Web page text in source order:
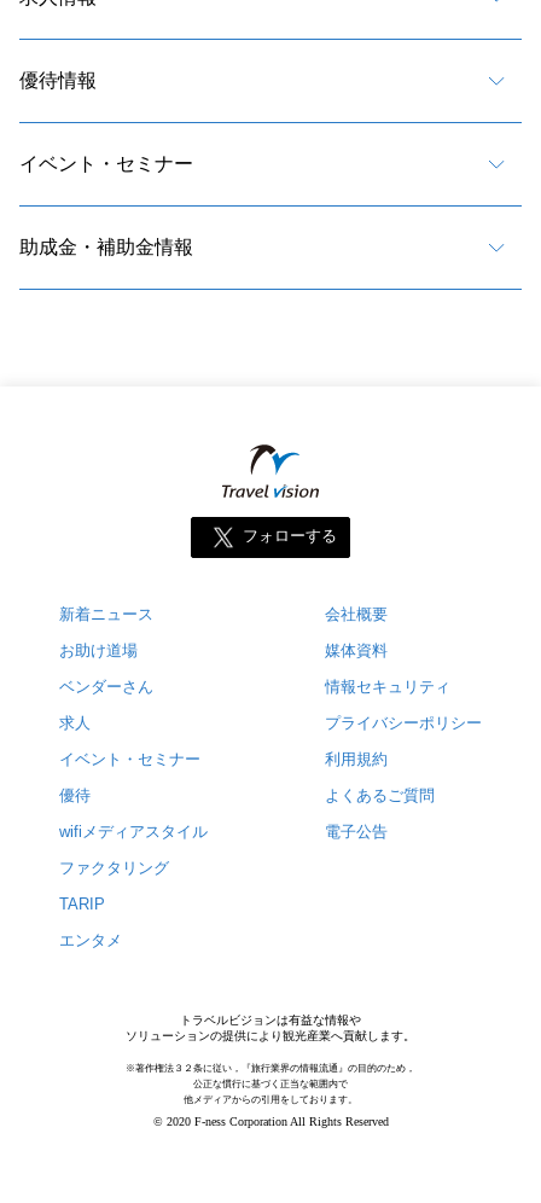
優待情報
イベント・セミナー
助成金・補助金情報
フォローする
新着ニュース
お助け道場
ベンダーさん
求人
イベント・セミナー
優待
wifiメディアスタイル
ファクタリング
TARIP
エンタメ
会社概要
媒体資料
情報セキュリティ
プライバシーポリシー
利用規約
よくあるご質問
電子公告
トラベルビジョンは有益な情報や
ソリューションの提供により観光産業へ貢献します。
※著作権法３２条に従い，『旅行業界の情報流通』の目的のため，
公正な慣行に基づく正当な範囲内で
他メディアからの引用をしております。
© 2020 F-ness Corporation All Rights Reserved